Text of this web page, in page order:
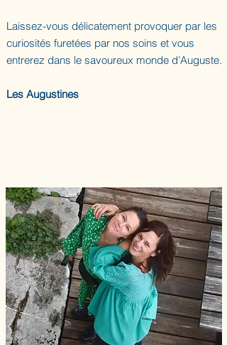
Laissez-vous délicatement provoquer par les
curiosités furetées par nos soins et vous
entrerez dans le savoureux monde d’Auguste.
Les Augustines